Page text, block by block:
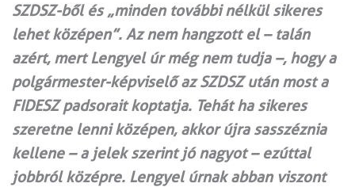
SZDSZ-ből és „minden további nélkül sikeres
lehet középen”. Az nem hangzott el – talán
azért, mert Lengyel úr még nem tudja –, hogy a
polgármester-képviselő az SZDSZ után most a
FIDESZ padsorait koptatja. Tehát ha sikeres
szeretne lenni középen, akkor újra sasszéznia
kellene – a jelek szerint jó nagyot – ezúttal
jobbról középre. Lengyel úrnak abban viszont